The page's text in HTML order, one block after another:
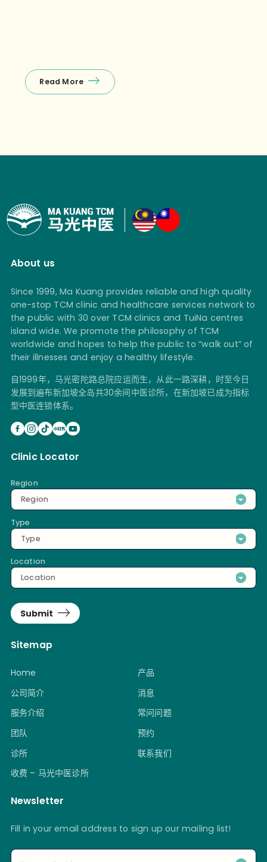
Read More
About us
Since 1999, Ma Kuang provides reliable and high quality
one-stop TCM clinic and healthcare services network to
the public with 30 over TCM clinics and TuiNa centres
island wide. We promote the philosophy of TCM
worldwide and hopes to help the public to “walk out” of
their illnesses and enjoy a healthy lifestyle.
自1999年，马光密陀路总院应运而生，从此一路深耕，时至今日
发展到遍布新加坡全岛共30余间中医诊所，在新加坡已成为指标
型中医连锁体系。
Clinic Locator
Region
Region
Type
Type
Location
Location
Submit
Sitemap
Home
公司简介
服务介绍
团队
诊所
收费 – 马光中医诊所
产品
消息
常问问题
预约
联系我们
Newsletter
Fill in your email address to sign up our mailing list!